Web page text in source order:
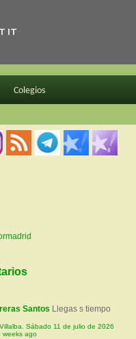
Colegios
Santos Llegas s tiempo
Sábado 11 de julio de 2026
weeks ago
IT